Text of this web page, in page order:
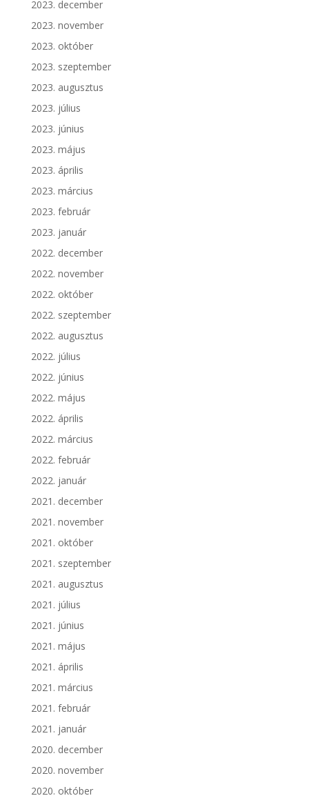
2023. december
2023. november
2023. október
2023. szeptember
2023. augusztus
2023. július
2023. június
2023. május
2023. április
2023. március
2023. február
2023. január
2022. december
2022. november
2022. október
2022. szeptember
2022. augusztus
2022. július
2022. június
2022. május
2022. április
2022. március
2022. február
2022. január
2021. december
2021. november
2021. október
2021. szeptember
2021. augusztus
2021. július
2021. június
2021. május
2021. április
2021. március
2021. február
2021. január
2020. december
2020. november
2020. október